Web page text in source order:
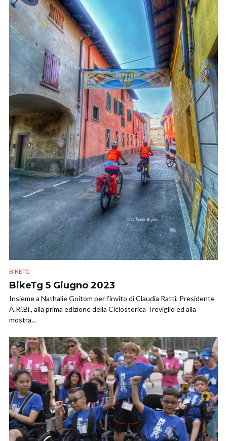
BIKETG
BikeTg 5 Giugno 2023
Insieme a Nathalie Goitom per l’invito di Claudia Ratti, Presidente
A.Ri.Bi., alla prima edizione della Ciclostorica Treviglio ed alla
mostra...